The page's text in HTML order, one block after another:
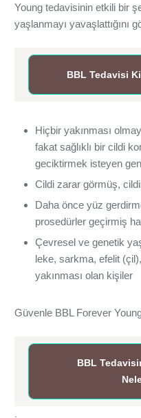
Young tedavisinin etkili bir
yaşlanmayı yavaşlattığını
BBL Tedavisi
Hiçbir yakınması
fakat sağlıklı bir cildi
geciktirmek isteyen
Cildi zarar görmüş,
Daha önce yüz
prosedürler geçirmiş
Çevresel ve genetik
leke, sarkma, efelit
yakınması olan kişiler
Güvenle BBL Forever
BBL